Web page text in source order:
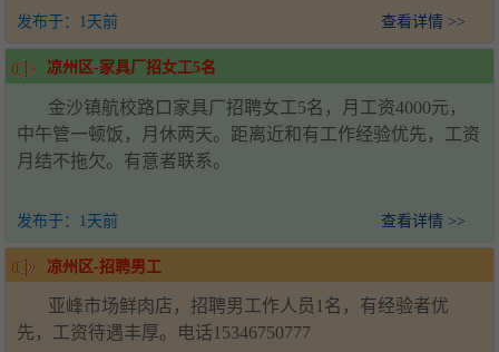
发布于： 1天前 查看详情 >>
凉州区-家具厂招女工5名
金沙镇航校路口家具厂招聘女工5名，月工资4000元，
中午管一顿饭，月休两天。距离近和有工作经验优先，工资
月结不拖欠。有意者联系。
发布于： 1天前 查看详情 >>
凉州区-招聘男工
亚峰市场鲜肉店，招聘男工作人员1名，有经验者优
先，工资待遇丰厚。电话15346750777